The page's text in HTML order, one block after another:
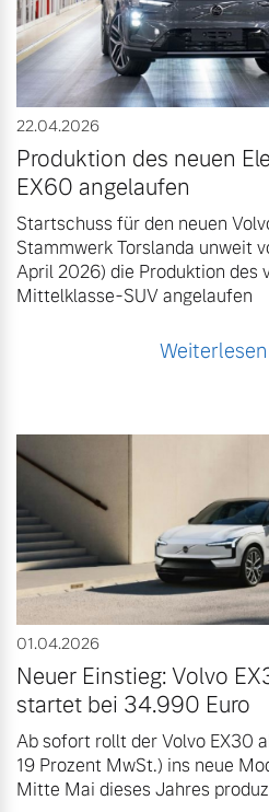
22.04.2026
Produktion des neuen
EX60 angelaufen
Startschuss für den neuen
Stammwerk Torslanda unweit
April 2026) die Produktion des
Mittelklasse-SUV angelaufen
Weiterlesen
01.04.2026
Neuer Einstieg: Volvo
startet bei 34.990 Euro
Ab sofort rollt der Volvo EX30
19 Prozent MwSt.) ins neue
Mitte Mai dieses Jahres